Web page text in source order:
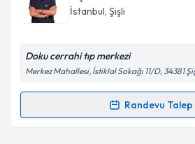
takvim hazırlandığında e-posta
Kişisel verilerimin
Metni'ni okudum ve kişisel
İstanbul, Şişli
Doku cerrahi tıp merkezi
Merkez Mahallesi, İstiklal Sokağı 11/D, 34381
Randevu Talep
Randevu Takvimi Talebi